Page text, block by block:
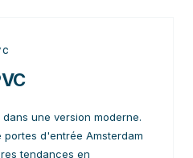
une version moderne.
d'entrée Amsterdam
tendances en